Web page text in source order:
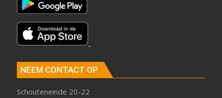
NEEM CONTACT OP
Schouteneinde 20-22